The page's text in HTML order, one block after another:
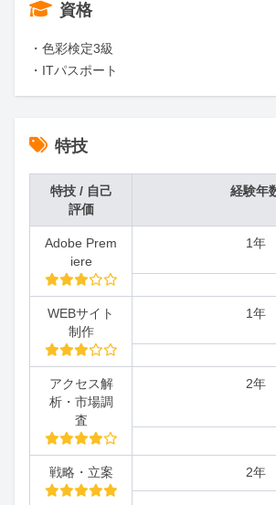
資格
・色彩検定3級
・ITパスポート
特技
特技 / 自己
評価
経験年
Adobe Prem
iere
1年
WEBサイト
制作
1年
アクセス解
析・市場調
査
2年
戦略・立案 2年